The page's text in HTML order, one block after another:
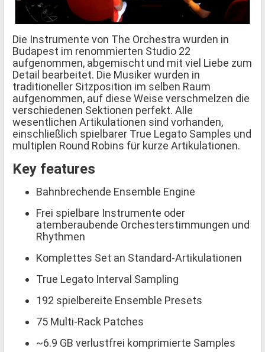
Die Instrumente von The Orchestra wurden in
Budapest im renommierten Studio 22
aufgenommen, abgemischt und mit viel Liebe zum
Detail bearbeitet. Die Musiker wurden in
traditioneller Sitzposition im selben Raum
aufgenommen, auf diese Weise verschmelzen die
verschiedenen Sektionen perfekt. Alle
wesentlichen Artikulationen sind vorhanden,
einschließlich spielbarer True Legato Samples und
multiplen Round Robins für kurze Artikulationen.
Key features
Bahnbrechende Ensemble Engine
Frei spielbare Instrumente oder
atemberaubende Orchesterstimmungen und
Rhythmen
Komplettes Set an Standard-Artikulationen
True Legato Interval Sampling
192 spielbereite Ensemble Presets
75 Multi-Rack Patches
~6.9 GB verlustfrei komprimierte Samples